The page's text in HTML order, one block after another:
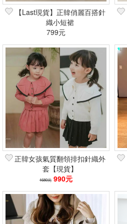
【Last現貨】正韓俏麗百搭針
織小短裙
799元
正韓女孩氣質翻領排扣針織外
套【現貨】
1680元 990元